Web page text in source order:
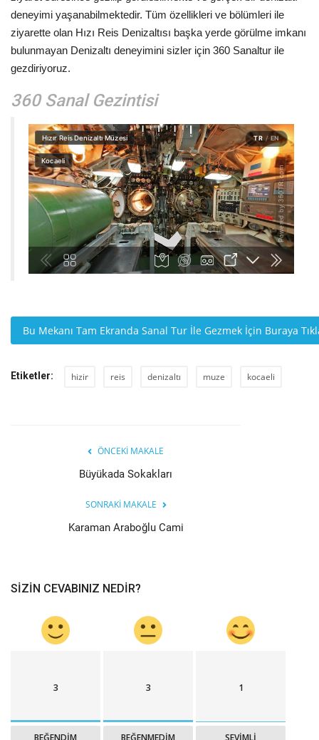
deneyimi yaşanabilmektedir. Tüm özellikleri ve bölümleri ile
ziyarette olan Hızı Reis Denizaltısı başka yerde görülme imkanı
bulunmayan Denizaltı deneyimini sizler için 360 Sanaltur ile
gezdiriyoruz.
360 Sanal Gezintisi
Bu Mekanı Tam Ekranda Sanal Tur İle Gezmek İçin Buraya
Etiketler: hizir reis denizaltı muze kocaeli
ÖNCEKI MAKALE
Büyükada Sokakları
SONRAKI MAKALE
Karaman Araboğlu Cami
SIZIN CEVABINIZ NEDIR?
3
BEĞENDIM
3
BEĞENMEDIM
1
SEVIMLI